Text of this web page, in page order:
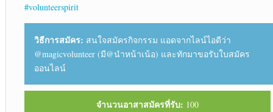
#volunteerspirit
วิธีการสมัคร: สนใจสมัครกิจกรรม แอดจากไลน์ไอดีว่า
@magicvolunteer (มี@นำหน้าเน้อ) และทักมาขอรับใบสมัคร
ออนไลน์
จำนวนอาสาสมัครที่รับ: 100